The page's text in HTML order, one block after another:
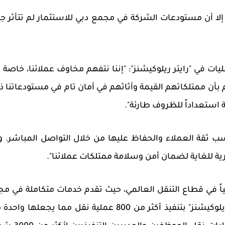
أن مستودعات الشركة في مجمع دبي للاستثمار لم تتأثر
في "رايتر ريلوكيشنز": "إننا نتفهم مخاوف عملائنا،
بأن ممتلكاتهم القيمة وأثاثهم في أمان تام في مستودعاتنا
استعداداً للظروف طارئة".
العملاء والحفاظ عليها من خلال التواصل المباشر.
للغاية لضمان أمن وسلامة ممتلكات عملائنا".
رئيسياً في قطاع التنقل العالمي، حيث تقدم خدمات متكاملة في
تنقل الأشخاص والأصول. وفي كل عام تقوم "رايتر ريلوكيشنز" بتنفيذ أكثر من 800 عملية نقل مما